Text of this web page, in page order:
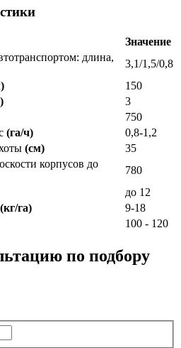
Значение
длина,
3,1/1,5/0,8
150
3
750
(га/ч)
0,8-1,2
(см)
35
корпусов до
780
до 12
(кг/га)
9-18
100 - 120
по подбору